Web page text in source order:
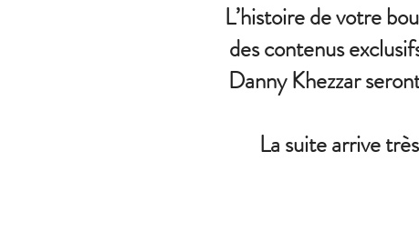
L’histoire de votre
des contenus
Danny Khezzar
La suite arrive